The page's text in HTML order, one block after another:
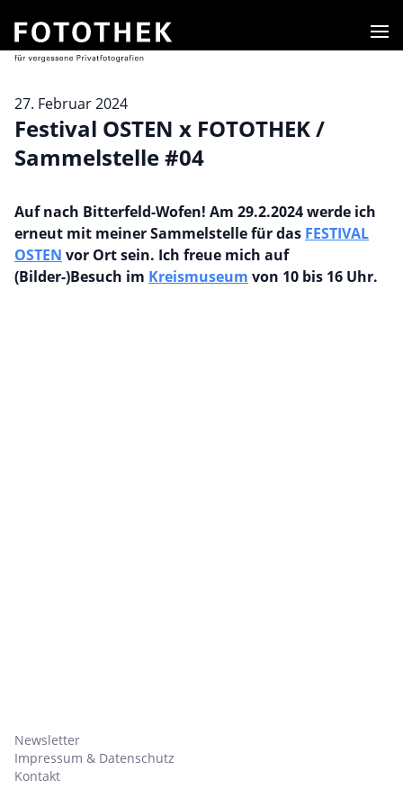
27. Februar 2024
Festival OSTEN x FOTOTHEK /
Sammelstelle #04
Auf nach Bitterfeld-Wofen! Am 29.2.2024 werde ich
erneut mit meiner Sammelstelle für das FESTIVAL
OSTEN vor Ort sein. Ich freue mich auf
(Bilder-)Besuch im Kreismuseum von 10 bis 16 Uhr.
Newsletter
Impressum & Datenschutz
Kontakt